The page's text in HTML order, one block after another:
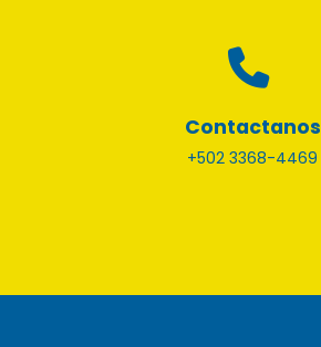
Contactanos
+502 3368-4469